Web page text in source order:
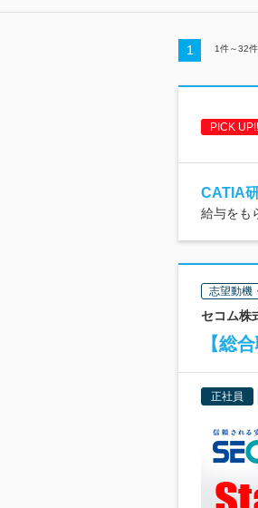
1 1件～32
PICK UP!!
CATIA
給与をも
志望動機
セコム株
【総
正社員